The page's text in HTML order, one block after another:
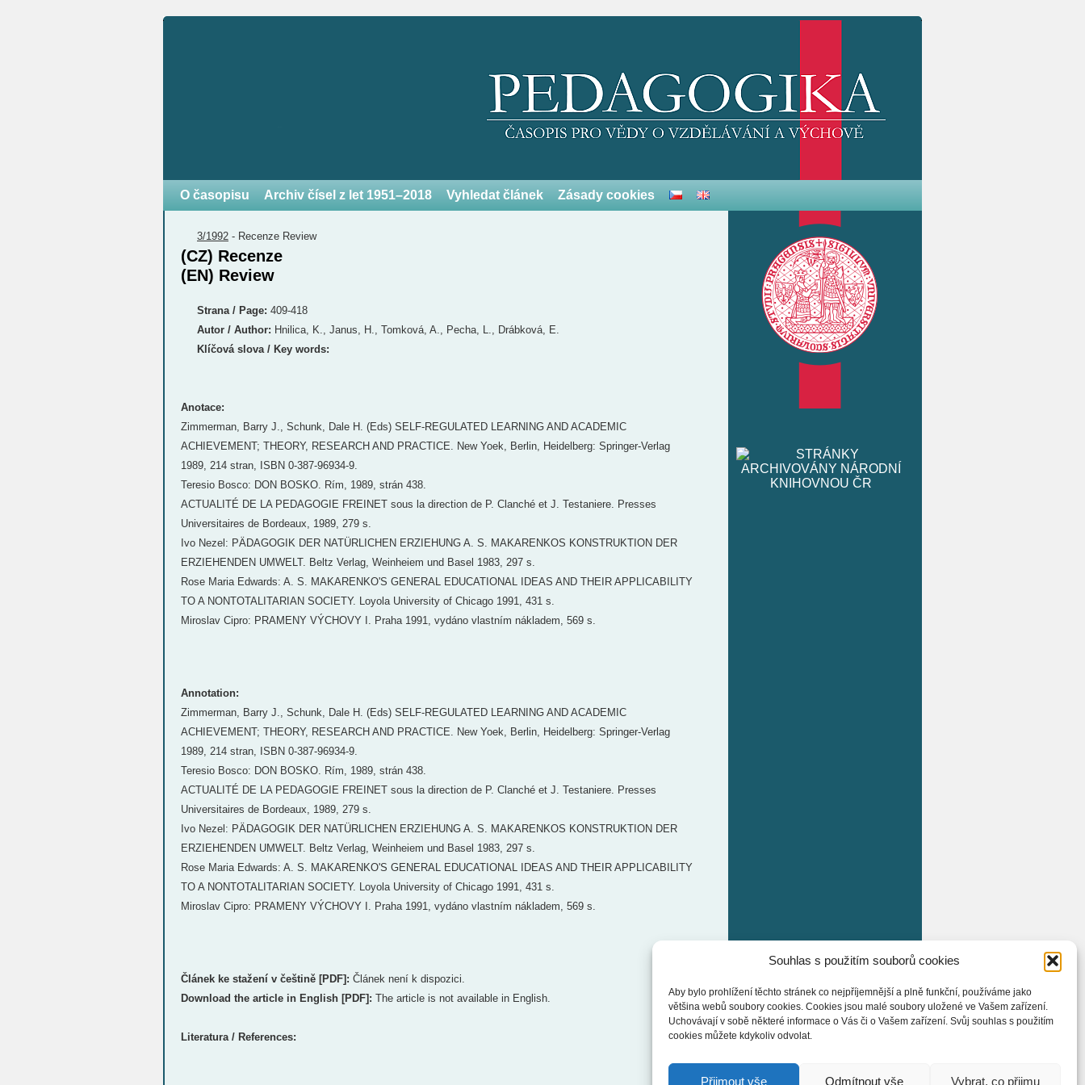
Souhlas s použitím souborů cookies
Aby bylo prohlížení těchto stránek co nejpříjemnější a plně funkční, používáme jako
většina webů soubory cookies. Cookies jsou malé soubory uložené ve Vašem zařízení.
Uchovávají v sobě některé informace o Vás či o Vašem zařízení. Svůj souhlas s použitím
cookies můžete kdykoliv odvolat.
Přijmout vše Odmítnout vše Vybrat, co přijmu
O časopisu Archiv čísel z let 1951–2018 Vyhledat článek Zásady cookies
3/1992 - Recenze Review
(CZ) Recenze
(EN) Review
Strana / Page: 409-418
Autor / Author: Hnilica, K., Janus, H., Tomková, A., Pecha, L., Drábková, E.
Klíčová slova / Key words:
Anotace:
Zimmerman, Barry J., Schunk, Dale H. (Eds) SELF-REGULATED LEARNING AND ACADEMIC
ACHIEVEMENT; THEORY, RESEARCH AND PRACTICE. New Yoek, Berlin, Heidelberg: Springer-Verlag
1989, 214 stran, ISBN 0-387-96934-9.
Teresio Bosco: DON BOSKO. Rím, 1989, strán 438.
ACTUALITÉ DE LA PEDAGOGIE FREINET sous la direction de P. Clanché et J. Testaniere. Presses
Universitaires de Bordeaux, 1989, 279 s.
Ivo Nezel: PÄDAGOGIK DER NATÜRLICHEN ERZIEHUNG A. S. MAKARENKOS KONSTRUKTION DER
ERZIEHENDEN UMWELT. Beltz Verlag, Weinheiem und Basel 1983, 297 s.
Rose Maria Edwards: A. S. MAKARENKO'S GENERAL EDUCATIONAL IDEAS AND THEIR APPLICABILITY
TO A NONTOTALITARIAN SOCIETY. Loyola University of Chicago 1991, 431 s.
Miroslav Cipro: PRAMENY VÝCHOVY I. Praha 1991, vydáno vlastním nákladem, 569 s.
Annotation:
Zimmerman, Barry J., Schunk, Dale H. (Eds) SELF-REGULATED LEARNING AND ACADEMIC
ACHIEVEMENT; THEORY, RESEARCH AND PRACTICE. New Yoek, Berlin, Heidelberg: Springer-Verlag
1989, 214 stran, ISBN 0-387-96934-9.
Teresio Bosco: DON BOSKO. Rím, 1989, strán 438.
ACTUALITÉ DE LA PEDAGOGIE FREINET sous la direction de P. Clanché et J. Testaniere. Presses
Universitaires de Bordeaux, 1989, 279 s.
Ivo Nezel: PÄDAGOGIK DER NATÜRLICHEN ERZIEHUNG A. S. MAKARENKOS KONSTRUKTION DER
ERZIEHENDEN UMWELT. Beltz Verlag, Weinheiem und Basel 1983, 297 s.
Rose Maria Edwards: A. S. MAKARENKO'S GENERAL EDUCATIONAL IDEAS AND THEIR APPLICABILITY
TO A NONTOTALITARIAN SOCIETY. Loyola University of Chicago 1991, 431 s.
Miroslav Cipro: PRAMENY VÝCHOVY I. Praha 1991, vydáno vlastním nákladem, 569 s.
Článek ke stažení v češtině [PDF]: Článek není k dispozici.
Download the article in English [PDF]: The article is not available in English.
Literatura / References: